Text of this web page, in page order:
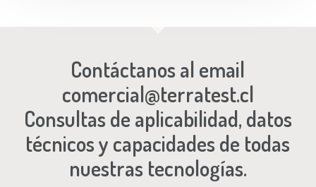
Contáctanos al email
comercial@terratest.cl
Consultas de aplicabilidad, datos
técnicos y capacidades de todas
nuestras tecnologías.